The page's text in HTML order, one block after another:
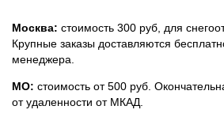
Москва: стоимость 300 руб, для
Крупные заказы доставляются
менеджера.
МО: стоимость от 500 руб.
от удаленности от МКАД.